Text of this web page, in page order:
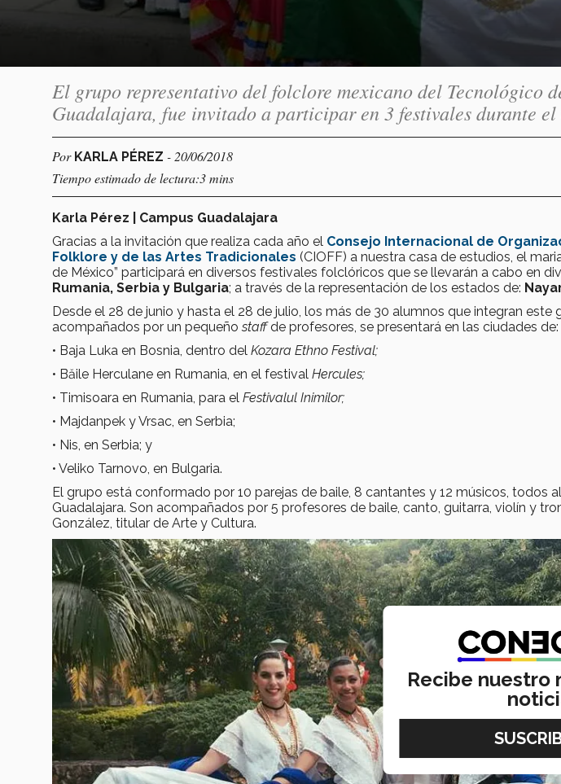
El grupo representativo del folclore mexicano del Tecnológico
Guadalajara, fue invitado a participar en 3 festivales durante el
Por KARLA PÉREZ - 20/06/2018
Tiempo estimado de lectura:3 mins
Karla Pérez | Campus Guadalajara
Gracias a la invitación que realiza cada año el Consejo Internacional de
Folklore y de las Artes Tradicionales (CIOFF) a nuestra casa de estudios, el
de México” participará en diversos festivales folclóricos que se llevarán a cabo en
Rumania, Serbia y Bulgaria; a través de la representación de los estados de:
Desde el 28 de junio y hasta el 28 de julio, los más de 30 alumnos que integran este
acompañados por un pequeñostaffde profesores, se presentará en las ciudades de:
• Baja Luka en Bosnia, dentro del Kozara Ethno Festival;
• Băile Herculane en Rumania, en el festival Hercules;
• Timisoara en Rumania, para el Festivalul Inimilor;
• Majdanpek y Vrsac, en Serbia;
• Nis, en Serbia; y
• Veliko Tarnovo, en Bulgaria.
El grupo está conformado por 10 parejas de baile, 8 cantantes y 12 músicos, todos
Guadalajara. Son acompañados por 5 profesores de baile, canto, guitarra, violín y
González, titular de Arte y Cultura.
Recibe nuestro